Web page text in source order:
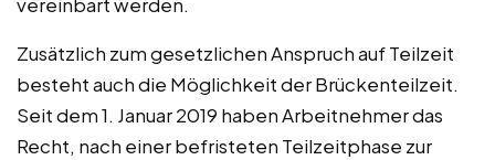
Zusätzlich zum gesetzlichen Anspruch auf Teilzeit
besteht auch die Möglichkeit der Brückenteilzeit.
Seit dem 1. Januar 2019 haben Arbeitnehmer das
Recht, nach einer befristeten Teilzeitphase zur